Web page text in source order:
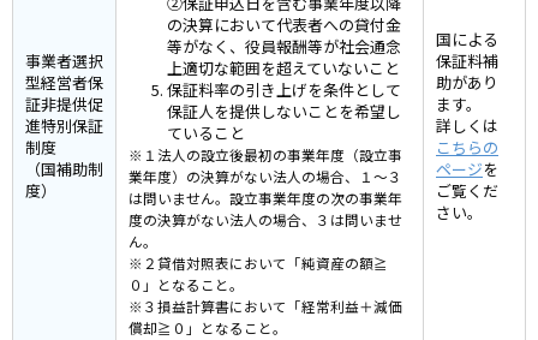
の決算において代表者への貸付金
等がなく、役員報酬等が社会通念
上適切な範囲を超えていないこと
保証料率の引き上げを条件として
保証人を提供しないことを希望し
ていること
※１法人の設立後最初の事業年度（設立事
業年度）の決算がない法人の場合、１～３
は問いません。設立事業年度の次の事業年
度の決算がない法人の場合、３は問いませ
ん。
※２貸借対照表において「純資産の額≧
０」となること。
※３損益計算書において「経常利益＋減価
償却≧０」となること。
事業者選択
型経営者保
証非提供促
進特別保証
制度
（国補助制
度）
国による
保証料補
助があり
ます。
詳しくは
こちらの
ページを
ご覧くだ
さい。